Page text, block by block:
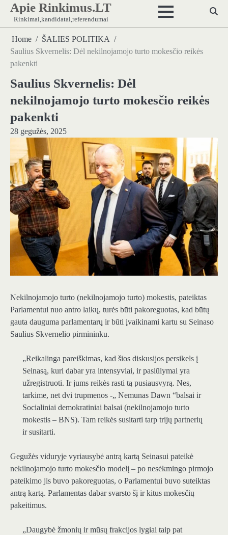
Skip
content
Apie Rinkimus.LT
Rinkimai,kandidatai,referendumai
Home
ŠALIES POLITIKA
Saulius Skvernelis: Dėl nekilnojamojo turto mokesčio reikės
pakenkti
Saulius Skvernelis: Dėl
nekilnojamojo turto mokesčio reikės
pakenkti
28 gegužės, 2025
Nekilnojamojo turto (nekilnojamojo turto) mokestis, pateiktas
Parlamentui nuo antro laikų, turės būti pakoreguotas, kad būtų
gauta dauguma parlamentarų ir būti įvaikinami kartu su Seinaso
Saulius Skvernelio pirmininku.
„Reikalinga pareiškimas, kad šios diskusijos persikels į
Seinasą, kuri dabar yra intensyviai, ir pasiūlymai yra
užregistruoti. Ir jums reikės rasti tą pusiausvyrą. Nes,
tarkime, net dvi trupmenos -„ Nemunas Dawn “balsai ir
Socialiniai demokratiniai balsai (nekilnojamojo turto
mokestis – BNS). Tam reikės susitarti tarp trijų partnerių
ir susitarti.
Gegužės viduryje vyriausybė antrą kartą Seinasui pateikė
nekilnojamojo turto mokesčio modelį – po nesėkmingo pirmojo
pateikimo jis buvo pakoreguotas, o Parlamentui buvo suteiktas
antrą kartą. Parlamentas dabar svarsto šį ir kitus mokesčių
pakeitimus.
„Daugybė žmonių ir mūsų frakcijos lygiai taip pat